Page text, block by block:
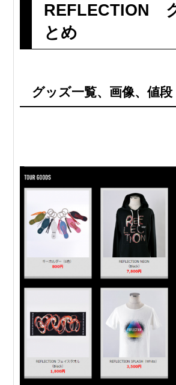
REFLECTION
とめ
グッズ一覧、画像、値段